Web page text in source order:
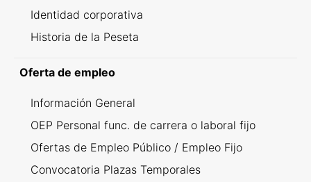
Identidad corporativa
Historia de la Peseta
Oferta de empleo
Información General
OEP Personal func. de carrera o laboral fijo
Ofertas de Empleo Público / Empleo Fijo
Convocatoria Plazas Temporales